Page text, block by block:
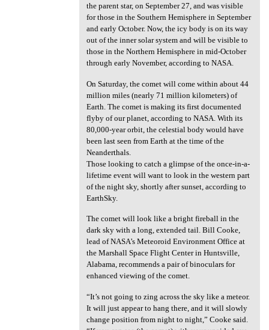
the parent star, on September 27, and was visible
for those in the Southern Hemisphere in September
and early October. Now, the icy body is on its way
out of the inner solar system and will be visible to
those in the Northern Hemisphere in mid-October
through early November, according to NASA.
On Saturday, the comet will come within about 44
million miles (nearly 71 million kilometers) of
Earth. The comet is making its first documented
flyby of our planet, according to NASA. With its
80,000-year orbit, the celestial body would have
been last seen from Earth at the time of the
Neanderthals.
Those looking to catch a glimpse of the once-in-a-
lifetime event will want to look in the western part
of the night sky, shortly after sunset, according to
EarthSky.
The comet will look like a bright fireball in the
dark sky with a long, extended tail. Bill Cooke,
lead of NASA’s Meteoroid Environment Office at
the Marshall Space Flight Center in Huntsville,
Alabama, recommends a pair of binoculars for
enhanced viewing of the comet.
“It’s not going to zing across the sky like a meteor.
It will just appear to hang there, and it will slowly
change position from night to night,” Cooke said.